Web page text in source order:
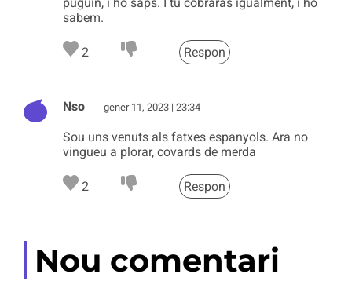
sabem.
2 Respon
Nso gener 11, 2023 | 23:34
Sou uns venuts als fatxes espanyols. Ara no
vingueu a plorar, covards de merda
2 Respon
Nou comentari